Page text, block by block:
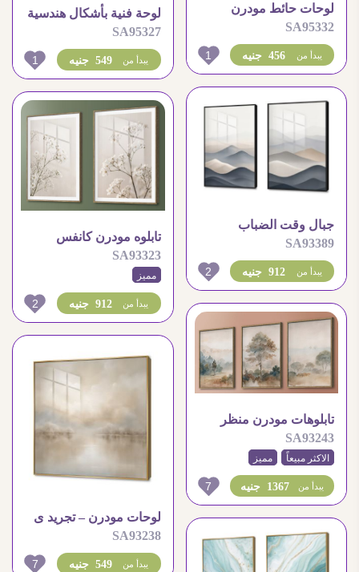
لوحات حائط مودرن
بتصميم مكعبات هندسية
متداخلة
SA95332
456 جنيه يبدأ من 1
لوحة فنية بأشكال هندسية
وخطوط ذهبية
SA95327
549 جنيه يبدأ من 1
جبال وقت الضباب
SA93389
912 جنيه يبدأ من 2
تابلوه مودرن كانفس
الازهار البيضاء الرقيقة
SA93323
مميز
912 جنيه يبدأ من 2
تابلوهات مودرن منظر
طبيعي مائى ضبابى
SA93243
الاكثر مبيعاً مميز
1367 جنيه يبدأ من 7
لوحات مودرن – تجريد ى
سماء مليئة بالغيوم
SA93238
549 جنيه يبدأ من 7